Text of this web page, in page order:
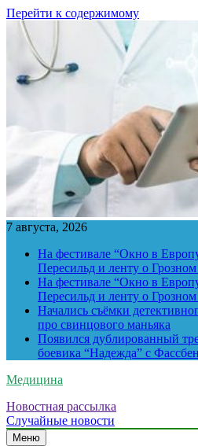
Перейти к содержимому
7 августа, 2026
На фестивале “Окно в
Пересильд и ленту о
На фестивале “Окно в
Пересильд и ленту о
Начались съёмки
про свинцового маньяка
Появился дублированный
боевика “Надежда” с
Медицина
Новостная рассылка
Случайные новости
Меню